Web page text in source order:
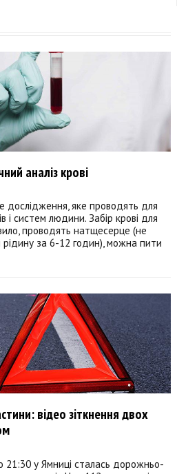
аналіз крові
дослідження, яке проводять для
і систем людини. Забір крові для
проводять натщесерце (не
за 6-12 годин), можна пити
відео зіткнення двох
21:30 у Ямниці сталась дорожньо-